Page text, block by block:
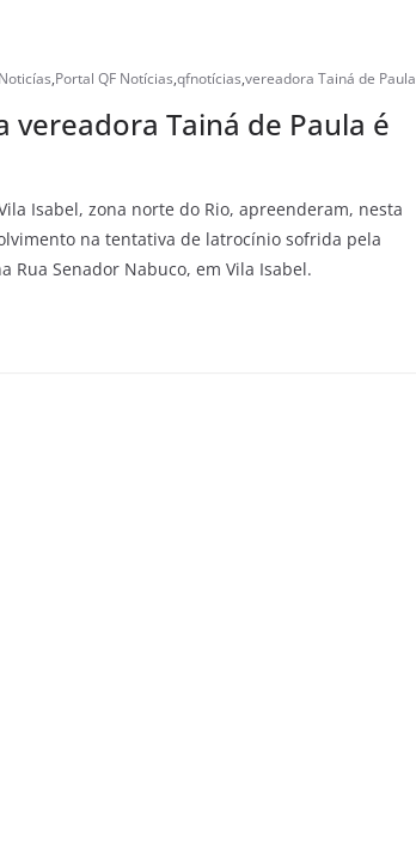
,Portal QF Notícias,qfnotícias,vereadora Tainá de Paula
Tainá de Paula é
Isabel, zona norte do Rio, apreenderam, nesta
na tentativa de latrocínio sofrida pela
Rua Senador Nabuco, em Vila Isabel.